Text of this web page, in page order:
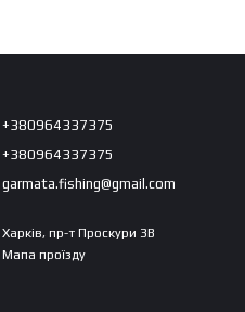
+380964337375
+380964337375
garmata.fishing@gmail.com
Харків, пр-т Проскури 3В
Мапа проїзду